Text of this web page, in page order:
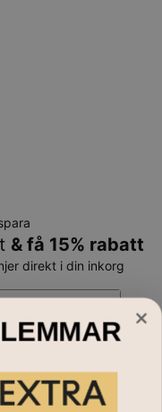
& få 15% rabatt
direkt i din inkorg